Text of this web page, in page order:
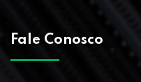
Fale Conosco